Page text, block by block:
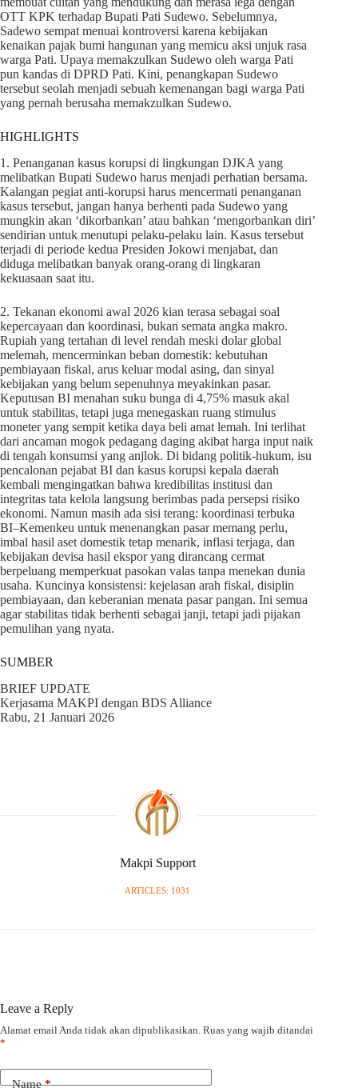
OTT KPK terhadap Bupati Pati Sudewo. Sebelumnya,
Sadewo sempat menuai kontroversi karena kebijakan
kenaikan pajak bumi hangunan yang memicu aksi unjuk rasa
warga Pati. Upaya memakzulkan Sudewo oleh warga Pati
pun kandas di DPRD Pati. Kini, penangkapan Sudewo
tersebut seolah menjadi sebuah kemenangan bagi warga Pati
yang pernah berusaha memakzulkan Sudewo.
HIGHLIGHTS
1. Penanganan kasus korupsi di lingkungan DJKA yang
melibatkan Bupati Sudewo harus menjadi perhatian bersama.
Kalangan pegiat anti-korupsi harus mencermati penanganan
kasus tersebut, jangan hanya berhenti pada Sudewo yang
mungkin akan ‘dikorbankan’ atau bahkan ‘mengorbankan diri’
sendirian untuk menutupi pelaku-pelaku lain. Kasus tersebut
terjadi di periode kedua Presiden Jokowi menjabat, dan
diduga melibatkan banyak orang-orang di lingkaran
kekuasaan saat itu.
2. Tekanan ekonomi awal 2026 kian terasa sebagai soal
kepercayaan dan koordinasi, bukan semata angka makro.
Rupiah yang tertahan di level rendah meski dolar global
melemah, mencerminkan beban domestik: kebutuhan
pembiayaan fiskal, arus keluar modal asing, dan sinyal
kebijakan yang belum sepenuhnya meyakinkan pasar.
Keputusan BI menahan suku bunga di 4,75% masuk akal
untuk stabilitas, tetapi juga menegaskan ruang stimulus
moneter yang sempit ketika daya beli amat lemah. Ini terlihat
dari ancaman mogok pedagang daging akibat harga input naik
di tengah konsumsi yang anjlok. Di bidang politik-hukum, isu
pencalonan pejabat BI dan kasus korupsi kepala daerah
kembali mengingatkan bahwa kredibilitas institusi dan
integritas tata kelola langsung berimbas pada persepsi risiko
ekonomi. Namun masih ada sisi terang: koordinasi terbuka
BI–Kemenkeu untuk menenangkan pasar memang perlu,
imbal hasil aset domestik tetap menarik, inflasi terjaga, dan
kebijakan devisa hasil ekspor yang dirancang cermat
berpeluang memperkuat pasokan valas tanpa menekan dunia
usaha. Kuncinya konsistensi: kejelasan arah fiskal, disiplin
pembiayaan, dan keberanian menata pasar pangan. Ini semua
agar stabilitas tidak berhenti sebagai janji, tetapi jadi pijakan
pemulihan yang nyata.
SUMBER
BRIEF UPDATE
Kerjasama MAKPI dengan BDS Alliance
Rabu, 21 Januari 2026
Makpi Support
ARTICLES: 1031
Leave a Reply
Alamat email Anda tidak akan dipublikasikan. Ruas yang wajib ditandai
*
Name*